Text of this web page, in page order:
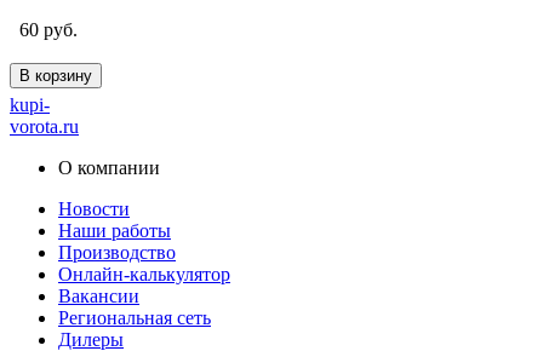
60 руб.
В корзину
kupi-
vorota.ru
О компании
Новости
Наши работы
Производство
Онлайн-калькулятор
Вакансии
Региональная сеть
Дилеры